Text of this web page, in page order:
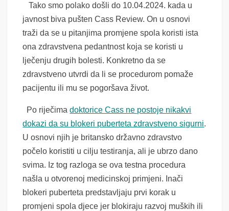
Tako smo polako došli do 10.04.2024. kada u
javnost biva pušten Cass Review. On u osnovi
traži da se u pitanjima promjene spola koristi ista
ona zdravstvena pedantnost koja se koristi u
lječenju drugih bolesti. Konkretno da se
zdravstveno utvrdi da li se procedurom pomaže
pacijentu ili mu se pogoršava život.
Po riječimadoktorice Cass ne postoje nikakvi
dokazi da su blokeri puberteta zdravstveno sigurni.
U osnovi njih je britansko državno zdravstvo
počelo koristiti u cilju testiranja, ali je ubrzo dano
svima. Iz tog razloga se ova testna procedura
našla u otvorenoj medicinskoj primjeni. Inači
blokeri puberteta predstavljaju prvi korak u
promjeni spola djece jer blokiraju razvoj muških ili